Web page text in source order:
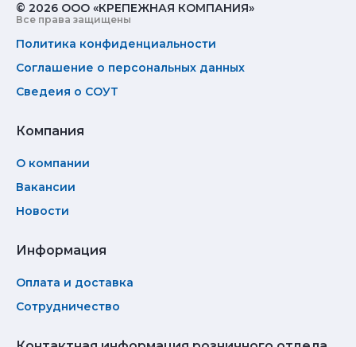
© 2026 ООО «КРЕПЕЖНАЯ КОМПАНИЯ»
Все права защищены
Политика конфиденциальности
Соглашение о персональных данных
Сведеия о СОУТ
Компания
О компании
Вакансии
Новости
Информация
Оплата и доставка
Сотрудничество